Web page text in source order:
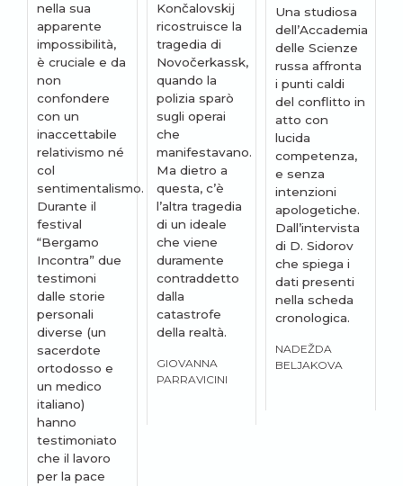
nella sua
apparente
impossibilità,
è cruciale e da
non
confondere
con un
inaccettabile
relativismo né
col
sentimentalismo.
Durante il
festival
“Bergamo
Incontra” due
testimoni
dalle storie
personali
diverse (un
sacerdote
ortodosso e
un medico
italiano)
hanno
testimoniato
che il lavoro
per la pace
Končalovskij
ricostruisce la
tragedia di
Novočerkassk,
quando la
polizia sparò
sugli operai
che
manifestavano.
Ma dietro a
questa, c’è
l’altra tragedia
di un ideale
che viene
duramente
contraddetto
dalla
catastrofe
della realtà.
GIOVANNA
PARRAVICINI
Una studiosa
dell’Accademia
delle Scienze
russa affronta
i punti caldi
del conflitto in
atto con
lucida
competenza,
e senza
intenzioni
apologetiche.
Dall’intervista
di D. Sidorov
che spiega i
dati presenti
nella scheda
cronologica.
NADEŽDA
BELJAKOVA